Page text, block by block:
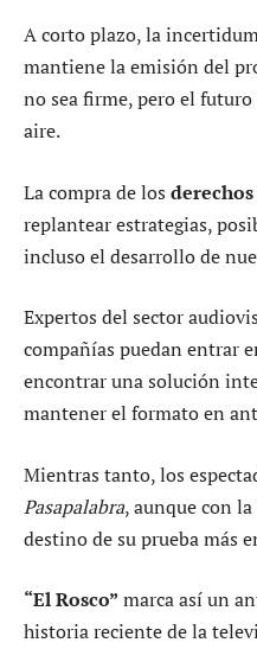
A corto plazo, la
mantiene la emisión del
no sea firme, pero el
aire.
La compra de los derechos
replantear estrategias,
incluso el desarrollo de
Expertos del sector
compañías puedan entrar
encontrar una solución
mantener el formato en
Mientras tanto, los
Pasapalabra, aunque con
destino de su prueba más
“El Rosco” marca así un
historia reciente de la